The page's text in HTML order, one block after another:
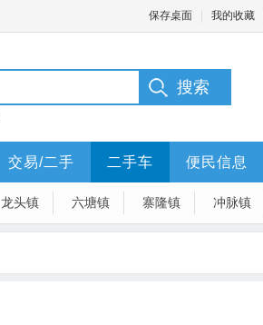
保存桌面 我的收藏
交易/二手 二手车 便民信息
龙头镇 六塘镇 寨隆镇 冲脉镇